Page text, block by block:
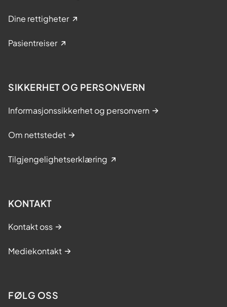
Dine rettigheter
Pasientreiser
SIKKERHET OG PERSONVERN
Informasjonssikkerhet og personvern
Om nettstedet
Tilgjengelighetserklæring
KONTAKT
Kontakt oss
Mediekontakt
FØLG OSS